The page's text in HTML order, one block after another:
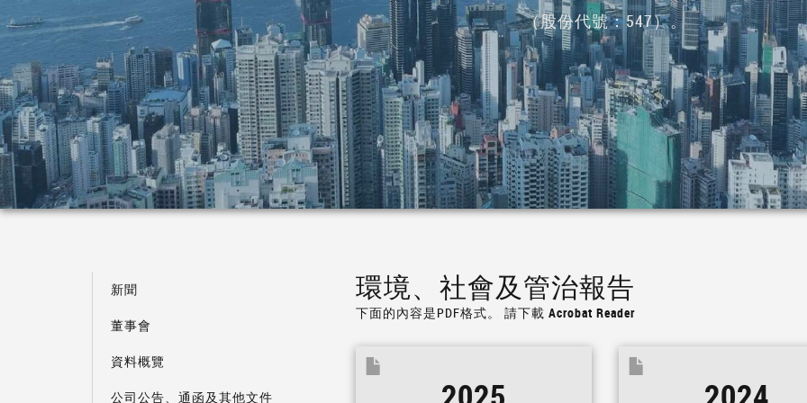
（股份代號：547）。
新聞
董事會
資料概覽
公司公告、通函及其他文件
環境、社會及管治報告
下面的內容是PDF格式。 請下載 Acrobat Reader